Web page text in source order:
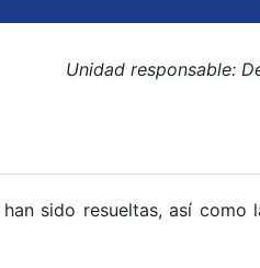
Unidad responsable:
sido resueltas, así como